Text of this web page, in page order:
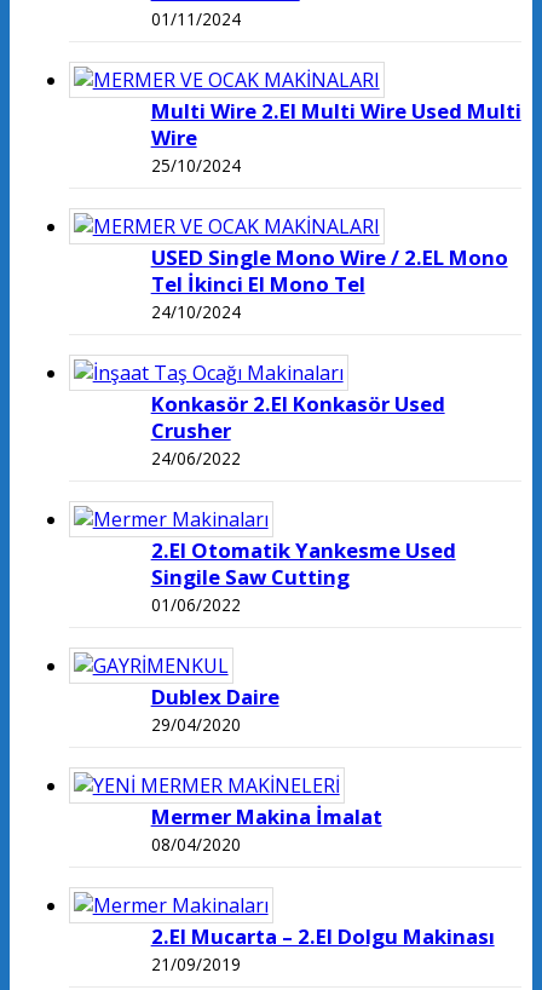
01/11/2024
Multi Wire 2.El Multi Wire Used Multi
Wire
25/10/2024
USED Single Mono Wire / 2.EL Mono
Tel İkinci El Mono Tel
24/10/2024
Konkasör 2.El Konkasör Used
Crusher
24/06/2022
2.El Otomatik Yankesme Used
Singile Saw Cutting
01/06/2022
Dublex Daire
29/04/2020
Mermer Makina İmalat
08/04/2020
2.El Mucarta – 2.El Dolgu Makinası
21/09/2019